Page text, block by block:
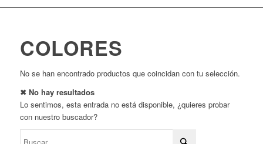
COLORES
No se han encontrado productos que coincidan con tu selección.
✖ No hay resultados
Lo sentimos, esta entrada no está disponible, ¿quieres probar
con nuestro buscador?